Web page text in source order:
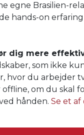
egne Brasilien-
hands-on
dig mere
som ikke
hvor du
om du
hånden. Se et